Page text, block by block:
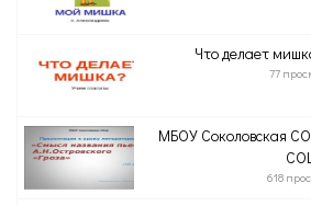
Что делает
77
МБОУ Соколовская
618